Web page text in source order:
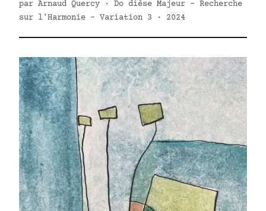
par Arnaud Quercy · Do dièse Majeur - Recherche
sur l'Harmonie - Variation 3 · 2024